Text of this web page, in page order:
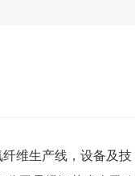
维生产线，设备及技